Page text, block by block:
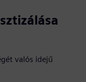
valós idejű